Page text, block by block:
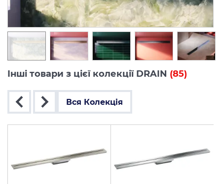
Інші товари з цієї колекції DRAIN (85)
Вся Колекція